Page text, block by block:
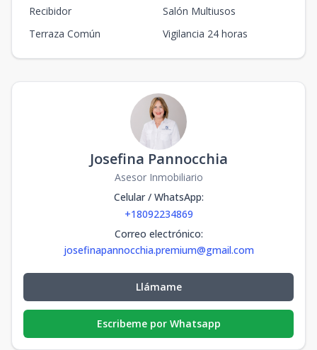
Recibidor
Salón Multiusos
Terraza Común
Vigilancia 24 horas
Josefina Pannocchia
Asesor Inmobiliario
Celular / WhatsApp:
+18092234869
Correo electrónico:
josefinapannocchia.premium@gmail.com
Llámame
Escribeme por Whatsapp